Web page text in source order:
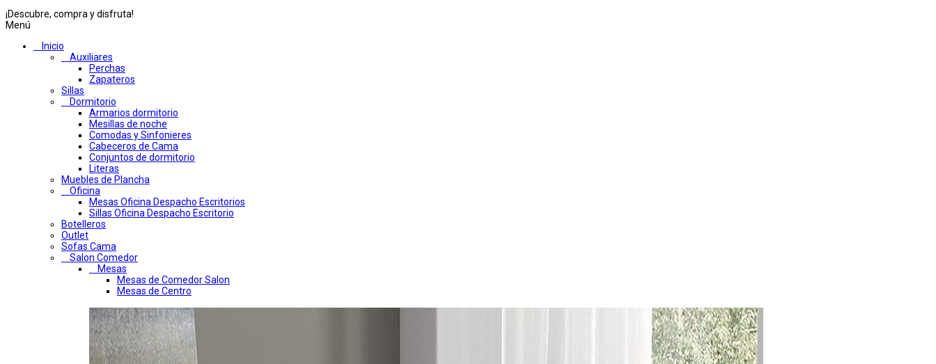
¡Descubre, compra y disfruta!
Menú
Inicio
Auxiliares
Perchas
Zapateros
Sillas
Dormitorio
Armarios dormitorio
Mesillas de noche
Comodas y Sinfonieres
Cabeceros de Cama
Conjuntos de dormitorio
Literas
Muebles de Plancha
Oficina
Mesas Oficina Despacho Escritorios
Sillas Oficina Despacho Escritorio
Botelleros
Outlet
Sofas Cama
Salon Comedor
Mesas
Mesas de Comedor Salon
Mesas de Centro